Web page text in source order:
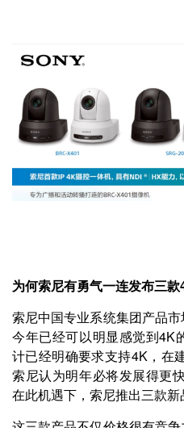
为何索尼有勇气一连发布三款
索尼中国专业系统集团产品
今年已经可以明显感觉到4K
计已经明确要求支持4K，在
索尼认为明年必将发展得更
在此机遇下，索尼推出三款新